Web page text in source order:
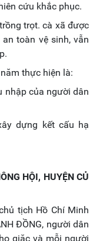
cứu khắc phục.
trọt. cà xã được
toàn vệ sinh, vẫn
thực hiện là:
nhập của người dân
dựng kết cấu hạ
HỘI, HUYỆN CỦ
tịch Hồ Chí Minh
ĐỒNG, người dân
giặc và mỗi người